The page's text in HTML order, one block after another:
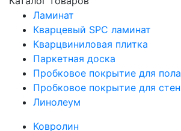
Ламинат
Кварцевый SPC ламинат
Кварцвиниловая плитка
Паркетная доска
Пробковое покрытие для пола
Пробковое покрытие для стен
Линолеум
Ковролин